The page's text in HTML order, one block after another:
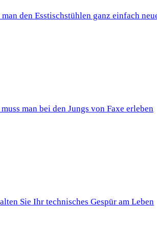
den Esstischstühlen ganz einfach
muss man bei den Jungs von Faxe erleben
Sie Ihr technisches Gespür am Leben